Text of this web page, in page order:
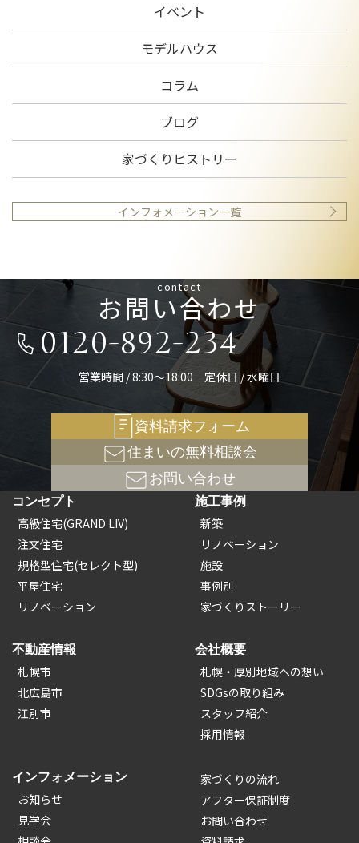
イベント
モデルハウス
コラム
ブログ
家づくりヒストリー
インフォメーション一覧
contact
お問い合わせ
0120-892-234
営業時間 / 8:30～18:00 定休日 / 水曜日
資料請求フォーム
住まいの無料相談会
お問い合わせ
コンセプト
高級住宅(GRAND LIV)
注文住宅
規格型住宅(セレクト型)
平屋住宅
リノベーション
施工事例
新築
リノベーション
施設
事例別
家づくりストーリー
不動産情報
札幌市
北広島市
江別市
会社概要
札幌・厚別地域への想い
SDGsの取り組み
スタッフ紹介
採用情報
インフォメーション
お知らせ
見学会
家づくりの流れ
アフター保証制度
お問い合わせ